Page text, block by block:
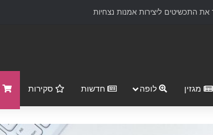
התכשיטים ליצירות אמנות נצחיות
מגזין לופה חדשות סקירות